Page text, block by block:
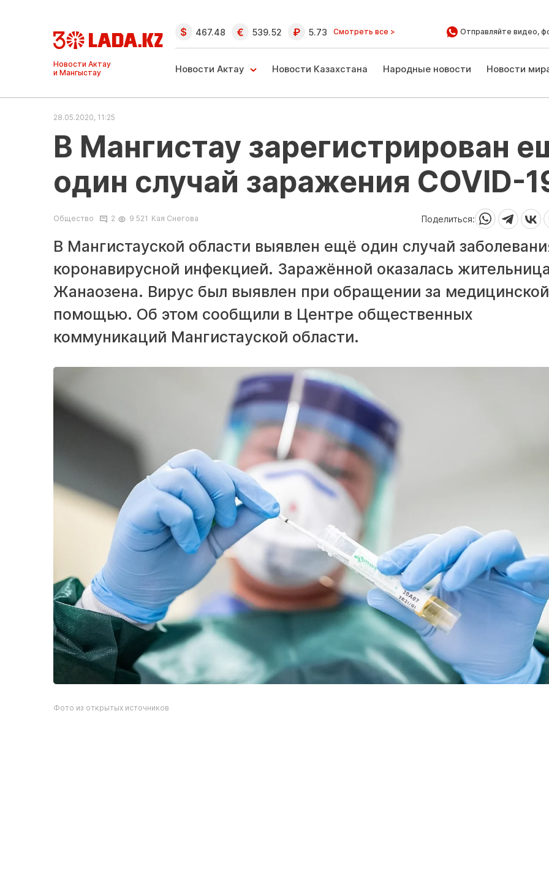
Ақтау және
Манғыстау
жаңалықтары
467.48 539.52 5.73 Смотреть все > Отправляйте видео,
Новости Актау Новости Казахстана Народные новости Новости
28.05.2020, 11:25
В Мангистау зарегистрирован
один случай заражения COVID-
Общество 2 9 521 Кая Снегова Поделиться:
В Мангистауской области выявлен ещё один случай
коронавирусной инфекцией. Заражённой оказалась
Жанаозена. Вирус был выявлен при обращении за медицинской
помощью. Об этом сообщили в Центре общественных
коммуникаций Мангистауской области.
Фото из открытых источников